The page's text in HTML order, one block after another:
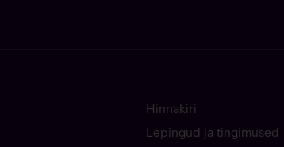
Hinnakiri
Lepingud ja tingimused